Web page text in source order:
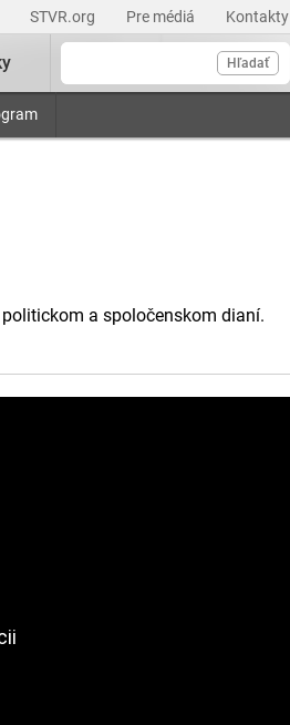
STVR.org Pre médiá Kontakty
Hľadať
a spoločenskom dianí.